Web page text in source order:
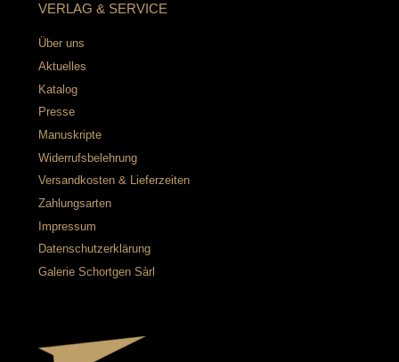
VERLAG & SERVICE
Über uns
Aktuelles
Katalog
Presse
Manuskripte
Widerrufsbelehrung
Versandkosten & Lieferzeiten
Zahlungsarten
Impressum
Datenschutzerklärung
Galerie Schortgen Sàrl